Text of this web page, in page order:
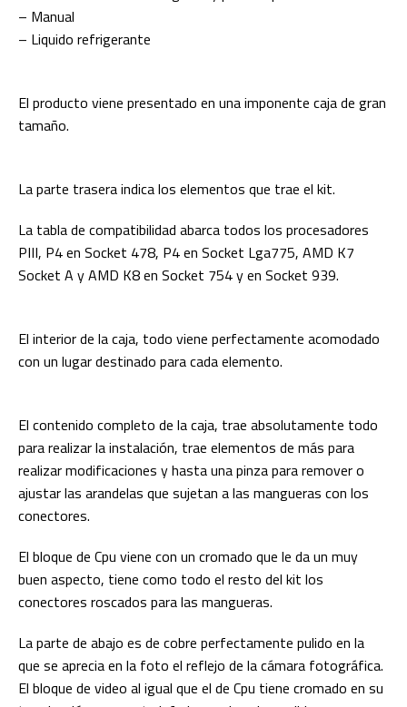
– Manual
– Liquido refrigerante
El producto viene presentado en una imponente caja de gran
tamaño.
La parte trasera indica los elementos que trae el kit.
La tabla de compatibilidad abarca todos los procesadores
PIII, P4 en Socket 478, P4 en Socket Lga775, AMD K7
Socket A y AMD K8 en Socket 754 y en Socket 939.
El interior de la caja, todo viene perfectamente acomodado
con un lugar destinado para cada elemento.
El contenido completo de la caja, trae absolutamente todo
para realizar la instalación, trae elementos de más para
realizar modificaciones y hasta una pinza para remover o
ajustar las arandelas que sujetan a las mangueras con los
conectores.
El bloque de Cpu viene con un cromado que le da un muy
buen aspecto, tiene como todo el resto del kit los
conectores roscados para las mangueras.
La parte de abajo es de cobre perfectamente pulido en la
que se aprecia en la foto el reflejo de la cámara fotográfica.
El bloque de video al igual que el de Cpu tiene cromado en su